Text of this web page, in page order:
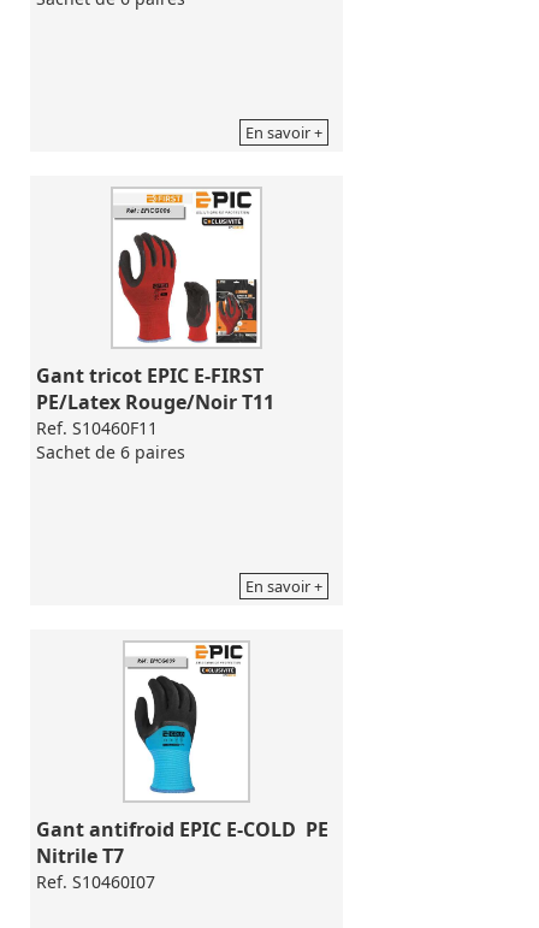
En savoir +
Gant tricot EPIC E-FIRST
PE/Latex Rouge/Noir T11
Ref. S10460F11
Sachet de 6 paires
En savoir +
Gant antifroid EPIC E-COLD  PE
Nitrile T7
Ref. S10460I07